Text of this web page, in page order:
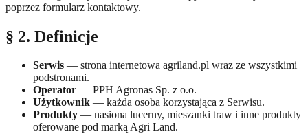
poprzez formularz kontaktowy.
§ 2. Definicje
Serwis — strona internetowa agriland.pl wraz ze wszystkimi
podstronami.
Operator — PPH Agronas Sp. z o.o.
Użytkownik — każda osoba korzystająca z Serwisu.
Produkty — nasiona lucerny, mieszanki traw i inne produkty
oferowane pod marką Agri Land.